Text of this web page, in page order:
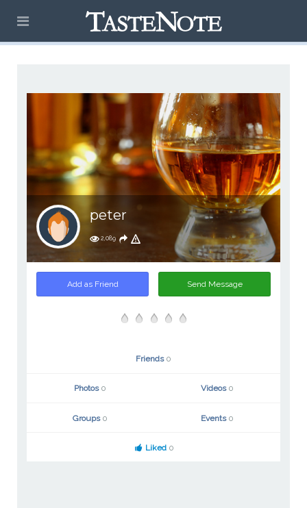
peter
2,089
Add as Friend Send Message
Friends 0
Photos 0 Videos 0
Groups 0 Events 0
Liked 0